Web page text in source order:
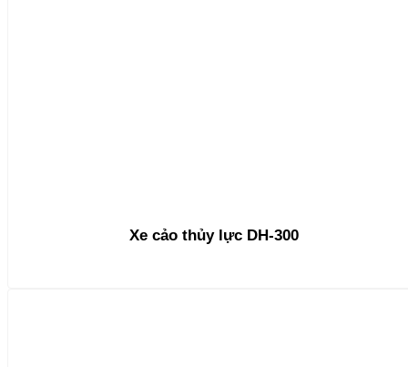
Xe cảo thủy lực DH-300